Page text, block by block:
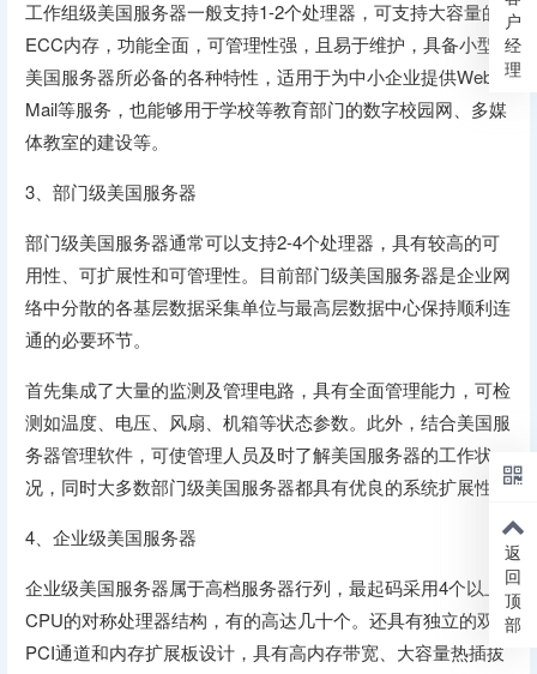
工作组级美国服务器一般支持1-2个处理器，可支持大容量的
ECC内存，功能全面，可管理性强，且易于维护，具备小型
美国服务器所必备的各种特性，适用于为中小企业提供Web、
Mail等服务，也能够用于学校等教育部门的数字校园网、多媒
体教室的建设等。
3、部门级美国服务器
部门级美国服务器通常可以支持2-4个处理器，具有较高的可
用性、可扩展性和可管理性。目前部门级美国服务器是企业网
络中分散的各基层数据采集单位与最高层数据中心保持顺利连
通的必要环节。
首先集成了大量的监测及管理电路，具有全面管理能力，可检
测如温度、电压、风扇、机箱等状态参数。此外，结合美国服
务器管理软件，可使管理人员及时了解美国服务器的工作状
况，同时大多数部门级美国服务器都具有优良的系统扩展性。
4、企业级美国服务器
企业级美国服务器属于高档服务器行列，最起码采用4个以上
CPU的对称处理器结构，有的高达几十个。还具有独立的双
PCI通道和内存扩展板设计，具有高内存带宽、大容量热插拔
户
经
理
返
回
顶
部